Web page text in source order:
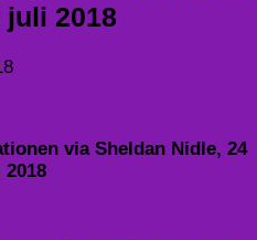
juli 2018
via Sheldan Nidle, 24